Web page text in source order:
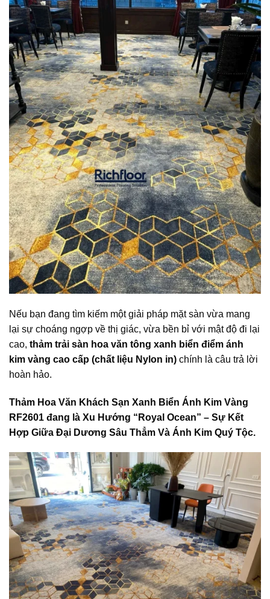
Nếu bạn đang tìm kiếm một giải pháp mặt sàn vừa mang
lại sự choáng ngợp về thị giác, vừa bền bỉ với mật độ đi lại
cao, thảm trải sàn hoa văn tông xanh biển điểm ánh
kim vàng cao cấp (chất liệu Nylon in) chính là câu trả lời
hoàn hảo.
Thảm Hoa Văn Khách Sạn Xanh Biển Ánh Kim Vàng
RF2601 đang là Xu Hướng “Royal Ocean” – Sự Kết
Hợp Giữa Đại Dương Sâu Thẳm Và Ánh Kim Quý Tộc.